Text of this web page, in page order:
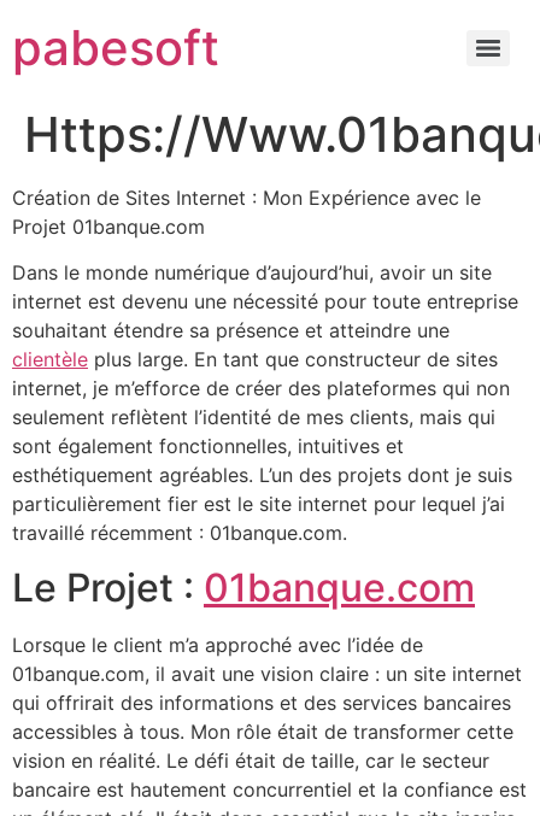
pabesoft
Https://
Création de Sites Internet : Mon Expérience avec le
Projet 01banque.com
Dans le monde numérique d’aujourd’hui, avoir un site
internet est devenu une nécessité pour toute entreprise
souhaitant étendre sa présence et atteindre une
clientèle plus large. En tant que constructeur de sites
internet, je m’efforce de créer des plateformes qui non
seulement reflètent l’identité de mes clients, mais qui
sont également fonctionnelles, intuitives et
esthétiquement agréables. L’un des projets dont je suis
particulièrement fier est le site internet pour lequel j’ai
travaillé récemment : 01banque.com.
Le Projet : 01banque.com
Lorsque le client m’a approché avec l’idée de
01banque.com, il avait une vision claire : un site internet
qui offrirait des informations et des services bancaires
accessibles à tous. Mon rôle était de transformer cette
vision en réalité. Le défi était de taille, car le secteur
bancaire est hautement concurrentiel et la confiance est